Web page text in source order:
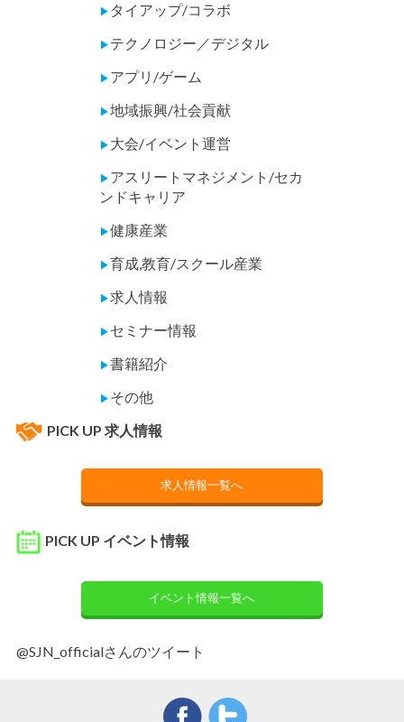
▶ タイアップ/コラボ
▶ テクノロジー／デジタル
▶ アプリ/ゲーム
▶地域振興/社会貢献
▶ 大会/イベント運営
▶ アスリートマネジメント/セカ
ンドキャリア
▶健康産業
▶育成,教育/スクール産業
▶求人情報
▶ セミナー情報
▶書籍紹介
▶ その他
PICK UP 求人情報
求人情報一覧へ
PICK UP イベント情報
イベント情報一覧へ
@SJN_officialさんのツイート